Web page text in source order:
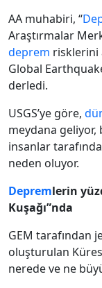
AA muhabiri, “
Araştırmalar
deprem risklerini
Global
derledi.
USGS’ye göre,
meydana geliyor,
insanlar
neden oluyor.
Depremlerin
Kuşağı”nda
GEM tarafından
oluşturulan
nerede ve ne